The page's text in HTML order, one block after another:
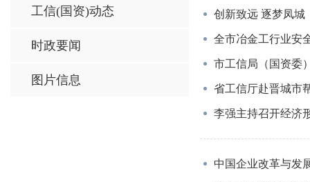
工信(国资)动态
时政要闻
图片信息
创新致远 逐梦凤城
全市冶金工行业安
市工信局（国资委
省工信厅赴晋城市
李强主持召开经济
中国企业改革与发